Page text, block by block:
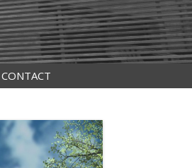
CONTACT